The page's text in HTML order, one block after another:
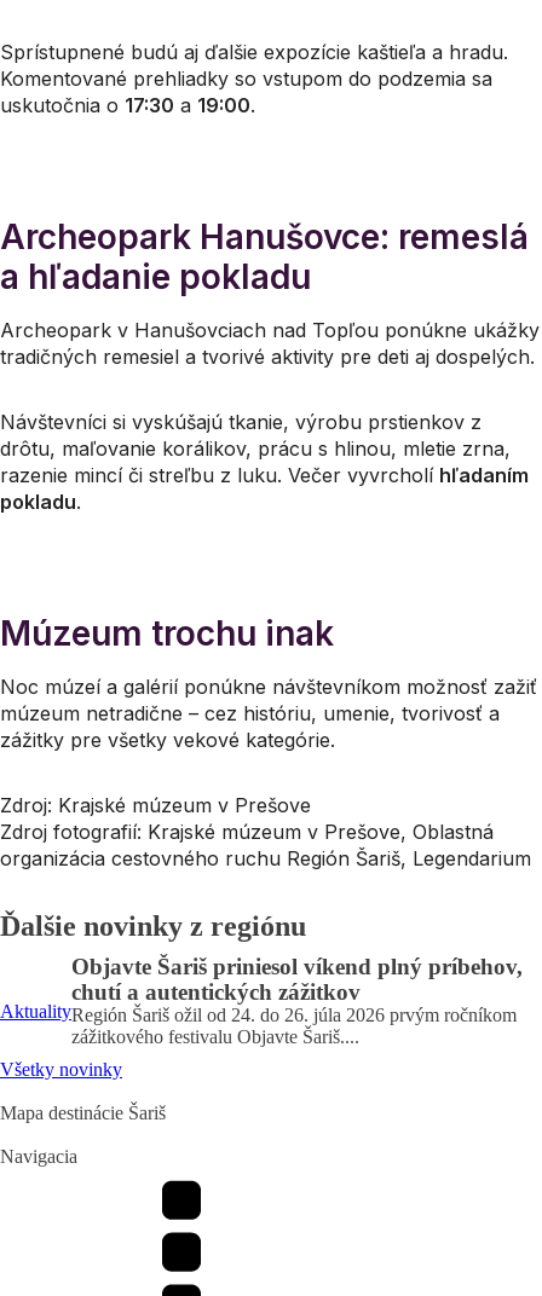
Sprístupnené budú aj ďalšie expozície kaštieľa a hradu.
Komentované prehliadky so vstupom do podzemia sa
uskutočnia o 17:30 a 19:00.
Archeopark Hanušovce: remeslá
a hľadanie pokladu
Archeopark v Hanušovciach nad Topľou ponúkne ukážky
tradičných remesiel a tvorivé aktivity pre deti aj dospelých.
Návštevníci si vyskúšajú tkanie, výrobu prstienkov z
drôtu, maľovanie korálikov, prácu s hlinou, mletie zrna,
razenie mincí či streľbu z luku. Večer vyvrcholí hľadaním
pokladu.
Múzeum trochu inak
Noc múzeí a galérií ponúkne návštevníkom možnosť zažiť
múzeum netradične – cez históriu, umenie, tvorivosť a
zážitky pre všetky vekové kategórie.
Zdroj: Krajské múzeum v Prešove
Zdroj fotografií: Krajské múzeum v Prešove, Oblastná
organizácia cestovného ruchu Región Šariš, Legendarium
Ďalšie novinky z regiónu
Aktuality
Objavte Šariš priniesol víkend plný príbehov,
chutí a autentických zážitkov
Región Šariš ožil od 24. do 26. júla 2026 prvým ročníkom
zážitkového festivalu Objavte Šariš....
Všetky novinky
Mapa destinácie Šariš
Navigacia